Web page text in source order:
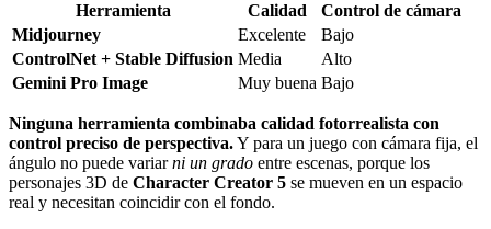
Herramienta Calidad
Control de cámara
Midjourney
Excelente
Bajo
ControlNet + Stable Diffusion Media
Alto
Gemini Pro Image
Muy buena Bajo
Ninguna herramienta combinaba calidad fotorrealista con
control preciso de perspectiva.Y para un juego con cámara fija, el
ángulo no puede variarni un grado entre escenas, porque los
personajes 3D de Character Creator 5 se mueven en un espacio
real y necesitan coincidir con el fondo.